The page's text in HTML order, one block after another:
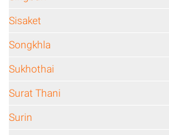
Sisaket
Songkhla
Sukhothai
Surat Thani
Surin